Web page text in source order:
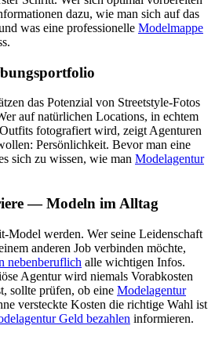
dazu, wie man sich auf das
was eine professionelle Modelmappe
das Potenzial von Streetstyle-Fotos
auf natürlichen Locations, in echtem
fotografiert wird, zeigt Agenturen
Persönlichkeit. Bevor man eine
sich zu wissen, wie man Modelagentur
— Modeln im Alltag
Model werden. Wer seine Leidenschaft
anderen Job verbinden möchte,
nebenberuflich alle wichtigen Infos.
Agentur wird niemals Vorabkosten
sollte prüfen, ob eine Modelagentur
versteckte Kosten die richtige Wahl ist
Geld bezahlen informieren.